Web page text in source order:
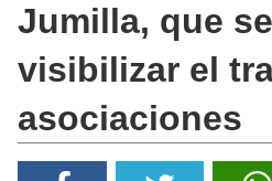
Jumilla, que
visibilizar el
asociaciones